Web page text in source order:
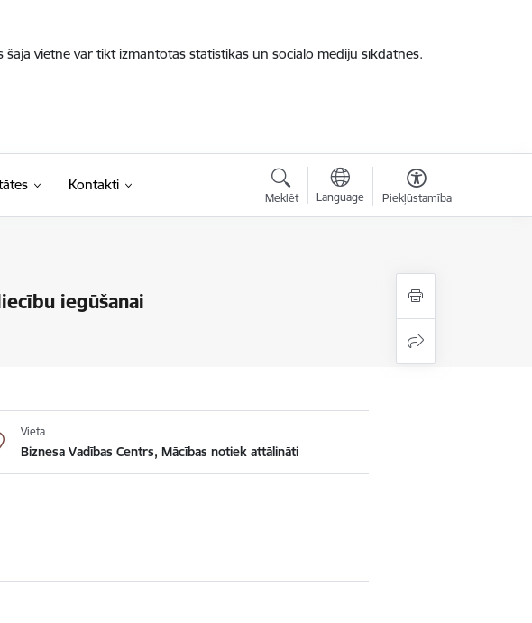
vietnē var tikt izmantotas statistikas un sociālo mediju sīkdatnes.
Kontakti
Meklēt Language Piekļūstamība
iegūšanai
Vieta
Biznesa Vadības Centrs, Mācības notiek attālināti